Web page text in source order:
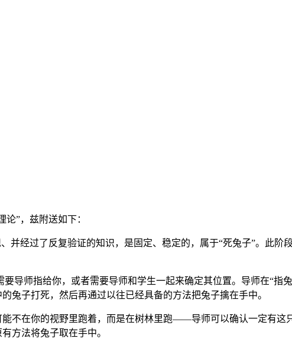
”，兹附送如下：
并经过了反复验证的知识，是固定、稳定的，属于“死兔子”。此
导师指给你，或者需要导师和学生一起来确定其位置。导师在“指
兔子打死，然后再通过以往已经具备的方法把兔子擒在手中。
不在你的视野里跑着，而是在树林里跑——导师可以确认一定有这
方法将兔子取在手中。